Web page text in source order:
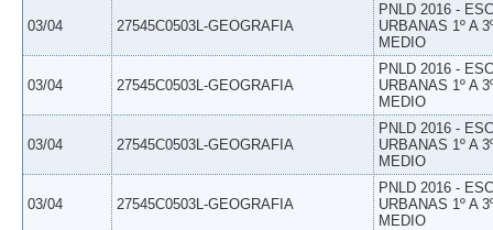
03/04 27545C0503L-GEOGRAFIA
PNLD 2016 -
URBANAS 1º A
MEDIO
03/04 27545C0503L-GEOGRAFIA
PNLD 2016 -
URBANAS 1º A
MEDIO
03/04 27545C0503L-GEOGRAFIA
PNLD 2016 -
URBANAS 1º A
MEDIO
03/04 27545C0503L-GEOGRAFIA
PNLD 2016 -
URBANAS 1º A
MEDIO